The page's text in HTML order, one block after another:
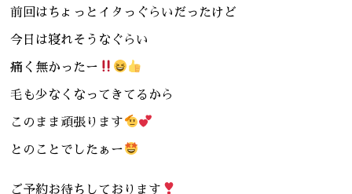
前回はちょっとイタっぐらいだったけど
今日は寝れそうなぐらい
痛く無かったー
毛も少なくなってきてるから
このまま頑張ります
とのことでしたぁー
ご予約お待ちしております